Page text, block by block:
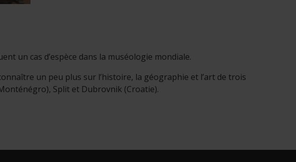
un cas d’espèce dans la muséologie mondiale.
un peu plus sur l’histoire, la géographie et l’art de trois
Split et Dubrovnik (Croatie).